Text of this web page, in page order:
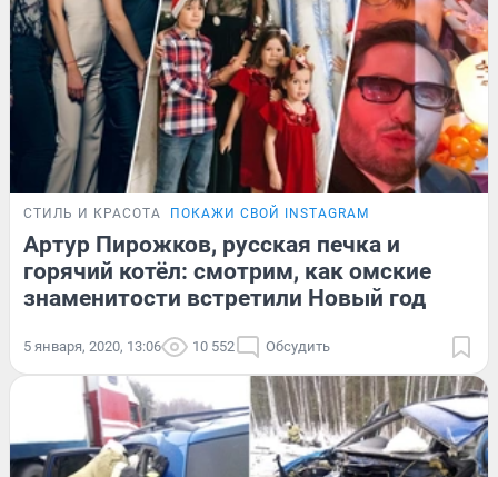
СТИЛЬ И КРАСОТА ПОКАЖИ СВОЙ INSTAGRAM
Артур Пирожков, русская печка и
горячий котёл: смотрим, как омские
знаменитости встретили Новый год
5 января, 2020, 13:06 10 552 Обсудить